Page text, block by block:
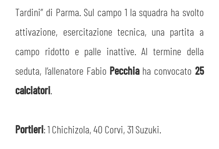
MUSEO
LAVORA CON NOI
INFORMATIVA FINANZIARIA
CSR
ACADEMY
LEGENDS
PARTNER
Tardini” di Parma. Sul campo 1 la squadra ha svolto
attivazione, esercitazione tecnica, una partita a
campo ridotto e palle inattive. Al termine della
seduta, l’allenatore Fabio Pecchiaha convocato 25
calciatori
Portieri: 1 Chichizola, 40 Corvi, 31 Suzuki.